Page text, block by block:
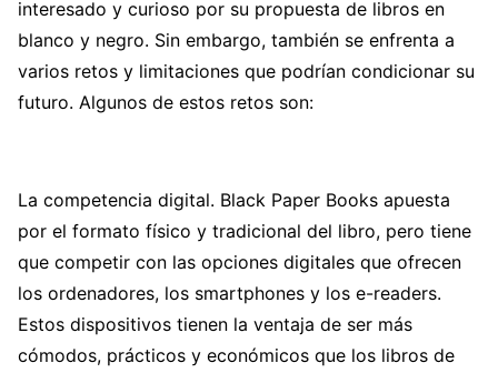
interesado y curioso por su propuesta de libros en
blanco y negro. Sin embargo, también se enfrenta a
varios retos y limitaciones que podrían condicionar su
futuro. Algunos de estos retos son:
La competencia digital. Black Paper Books apuesta
por el formato físico y tradicional del libro, pero tiene
que competir con las opciones digitales que ofrecen
los ordenadores, los smartphones y los e-readers.
Estos dispositivos tienen la ventaja de ser más
cómodos, prácticos y económicos que los libros de